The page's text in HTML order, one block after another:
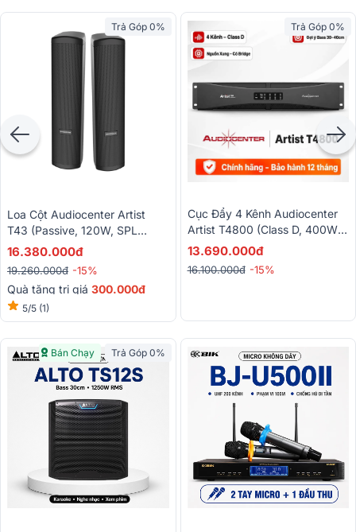
Trả Góp 0%
Loa Cột Audiocenter Artist
T43 (Passive, 120W, SPL
127dB, Từ Neo)
16.380.000đ
19.260.000đ -15%
Quà tặng trị giá 300.000đ
5/5 (1)
Trả Góp 0%
Cục Đẩy 4 Kênh Audiocenter
Artist T4800 (Class D, 400W,
Có Bridge)
13.690.000đ
16.100.000đ -15%
Bán Chạy Trả Góp 0%